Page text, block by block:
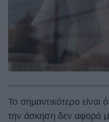
Το σημαντικότερο είναι
την άσκηση δεν αφορά